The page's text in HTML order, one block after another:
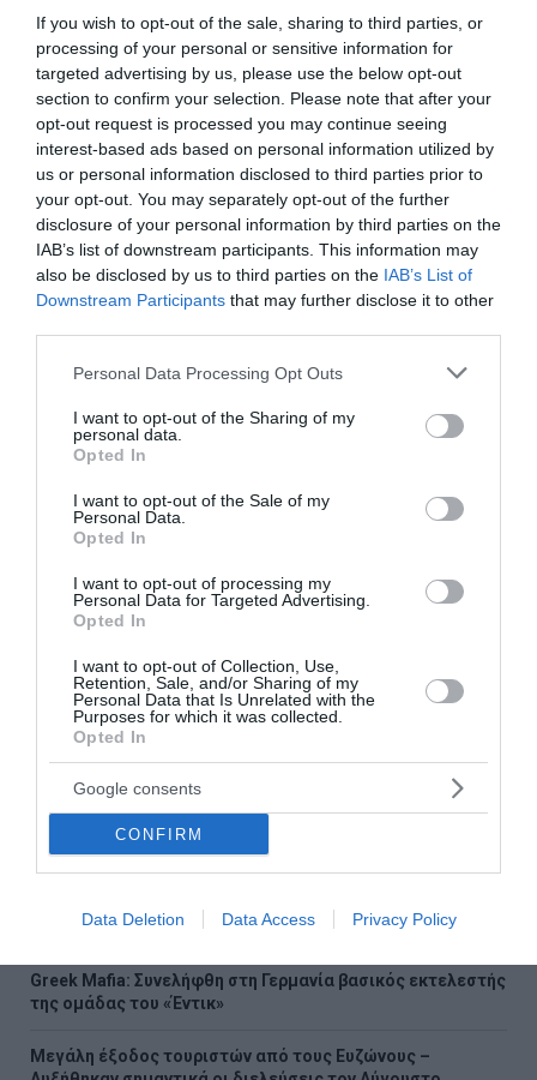
If you wish to opt-out of the sale, sharing to third parties, or
processing of your personal or sensitive information for
targeted advertising by us, please use the below opt-out
section to confirm your selection. Please note that after your
opt-out request is processed you may continue seeing
interest-based ads based on personal information utilized by
us or personal information disclosed to third parties prior to
your opt-out. You may separately opt-out of the further
disclosure of your personal information by third parties on the
IAB’s list of downstream participants. This information may
also be disclosed by us to third parties on the IAB’s List of
Downstream Participants that may further disclose it to other
Please note that this website/app uses one or more Google
not limited to your visit or usage behaviour. You may click to
grant or deny consent to Google and its third-party tags to
use your data for below specified purposes in below Google
consent section.
Personal Data Processing Opt Outs
I want to opt-out of the Sharing of my
personal data.
Opted In
I want to opt-out of the Sale of my
Personal Data.
Opted In
I want to opt-out of processing my
Personal Data for Targeted Advertising.
Opted In
I want to opt-out of Collection, Use,
Retention, Sale, and/or Sharing of my
Personal Data that Is Unrelated with the
Purposes for which it was collected.
Opted In
Google consents
CONFIRM
Data Deletion Data Access Privacy Policy
αναφέρθηκε και στις συνεχείς αποκαλύψεις
σχετικά με τη χρηματοδότηση της Ομάδας
Αλήθειας. «Παρακολουθούμε σοκαριστικά
δημοσιεύματα. Θέλουν να μας κάνουν όλους να
θεωρήσουμε ότι η διαφθορά είναι κανονικότητα.
Όχι για το ΠΑΣΟΚ και εμένα προσωπικά η
διαφθορά δεν είναι κανονικότητα. Έχουμε χρέος να
αποδείξουμε ότι δεν είμαστε όλοι το ίδιο», τόνισε
σε έντονο ύφος.
μέτρα στήριξης για τη μεσαία τάξη»
Κοντογεώργης: Χρειαζόμαστε καλά
δημοσιονομικά για να στηρίζουμε όσους έχουν
μεγαλύτερη ανάγκη
Μητσοτάκης: Το Κράτος πληρώνει ένα ενοίκιό
σου το χρόνο - Δεν μοιράζουμε επιδόματα,
Ακολουθήστε το Lykavitos.gr
στο Google News
και μάθετε πρώτοι όλες τις
ειδήσεις
Πρωτάθλημα Στίβου Κ20 με άλμα στα 6,44 μ.
Greek Mafia: Συνελήφθη στη Γερμανία βασικός εκτελεστής
της ομάδας του «Έντικ»
Μεγάλη έξοδος τουριστών από τους Ευζώνους –